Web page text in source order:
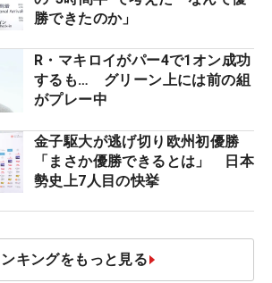
勝できたのか」
R・マキロイがパー4で1オン成功
するも… グリーン上には前の組
がプレー中
金子駆大が逃げ切り欧州初優勝
「まさか優勝できるとは」 日本
勢史上7人目の快挙
キングをもっと見る